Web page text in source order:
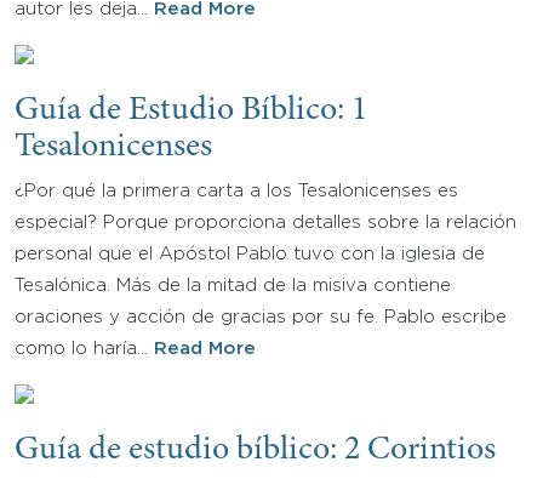
autor les deja…
Read More
Guía de Estudio Bíblico: 1
Tesalonicenses
¿Por qué la primera carta a los Tesalonicenses es
especial? Porque proporciona detalles sobre la relación
personal que el Apóstol Pablo tuvo con la iglesia de
Tesalónica. Más de la mitad de la misiva contiene
oraciones y acción de gracias por su fe. Pablo escribe
como lo haría…
Read More
Guía de estudio bíblico: 2 Corintios